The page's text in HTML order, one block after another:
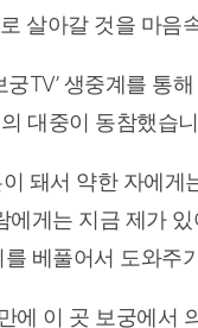
살아갈 것을 마음
궁TV’ 생중계를 통
대중이 동참했습
돼서 약한 자에게
에게는 지금 제가
베풀어서 도와주
에 이 곳 보궁에서